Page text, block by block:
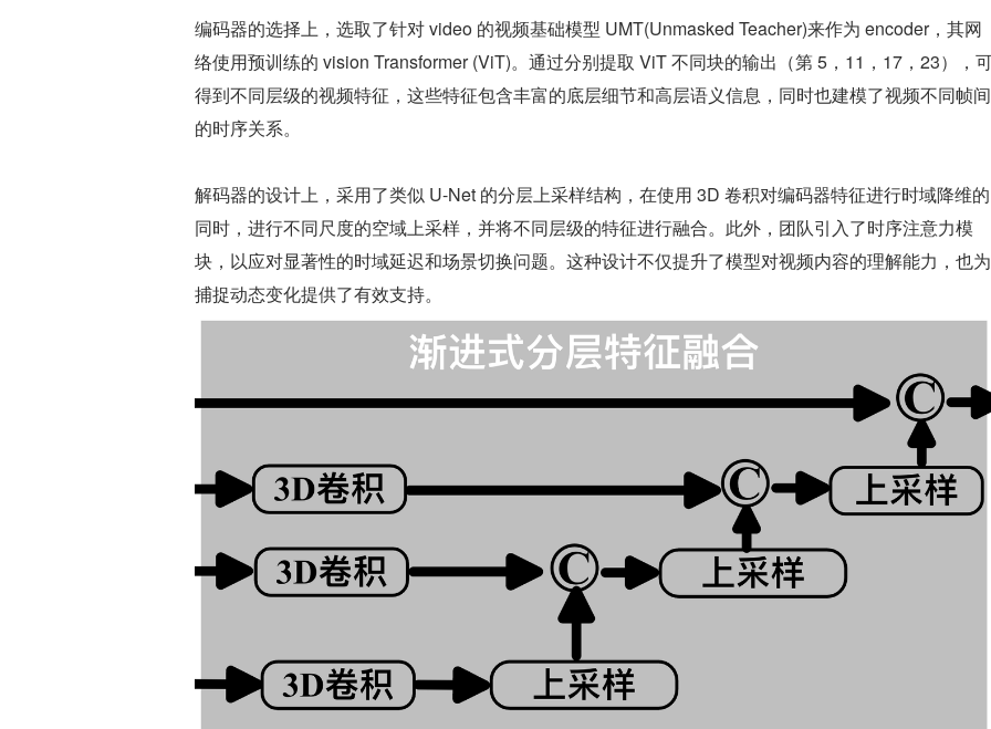
编码器的选择上，选取了针对 video 的视频基础模型 UMT(Unmasked Teacher)来作为 encoder，其网
络使用预训练的 vision Transformer (ViT)。通过分别提取 ViT 不同块的输出（第 5，11，17，23），
得到不同层级的视频特征，这些特征包含丰富的底层细节和高层语义信息，同时也建模了视频不同帧间
的时序关系。
解码器的设计上，采用了类似 U-Net 的分层上采样结构，在使用 3D 卷积对编码器特征进行时域降维的
同时，进行不同尺度的空域上采样，并将不同层级的特征进行融合。此外，团队引入了时序注意力模
块，以应对显著性的时域延迟和场景切换问题。这种设计不仅提升了模型对视频内容的理解能力，也为
捕捉动态变化提供了有效支持。